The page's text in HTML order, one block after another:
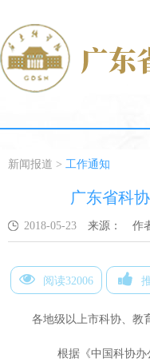
新闻报道 > 工作通知
广东省科
2018-05-23 来源： 作
阅读32006
各地级以上市科协、教
根据《中国科协办公